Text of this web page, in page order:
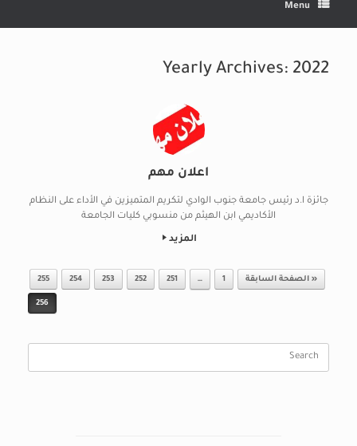
Menu
Yearly Archives: 2022
اعلان مهم
جائزة ا.د رئيس جامعة جنوب الوادي لتكريم المتميزين في الأداء على النظام
الأكاديمي ابن الهيثم من منسوبي كليات الجامعة
المزيد
Post navigation
« الصفحة السابقة 1
…
251
252
253
254
255
256